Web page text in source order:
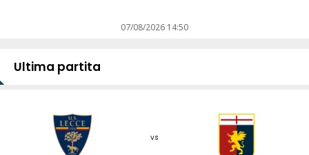
07/08/2026 14:50
Ultima partita
vs